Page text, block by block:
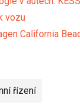
vozu
California
řízení